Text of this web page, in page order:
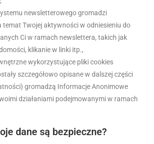
newsletterowego gromadzi
temat Twojej aktywności w odniesieniu do
Ci w ramach newslettera, takich jak
klikanie w linki itp.,
wykorzystujące pliki cookies
szczegółowo opisane w dalszej części
gromadzą Informacje Anonimowe
działaniami podejmowanymi w ramach
dane są bezpieczne?